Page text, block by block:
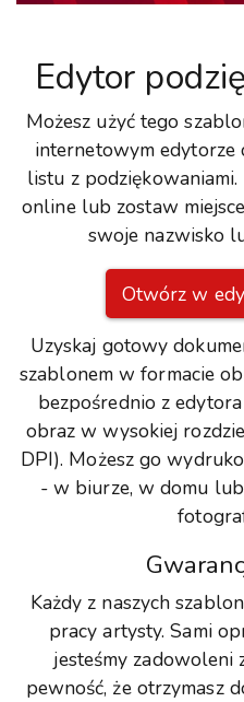
Edytor
Możesz użyć tego
internetowym
listu z
online lub zostaw
swoje nazwisko
Otwórz w
Uzyskaj gotowy
szablonem w formacie
bezpośrednio z
obraz w wysokiej
DPI). Możesz go
- w biurze, w domu
Każdy z naszych
pracy artysty. Sami
jesteśmy zadowoleni
pewność, że otrzymasz